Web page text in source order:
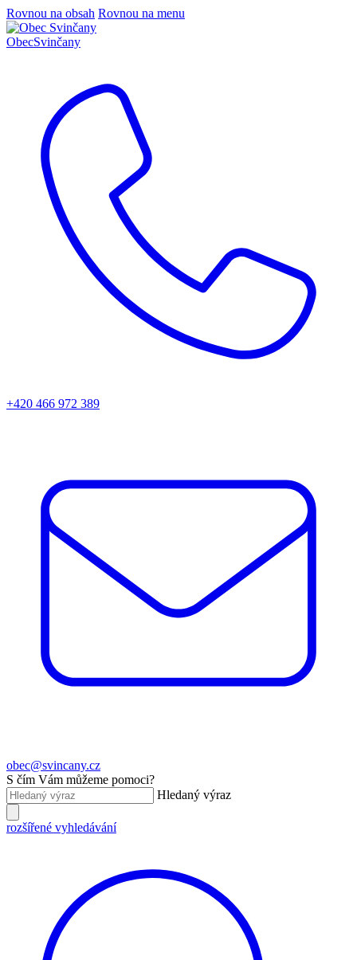
Rovnou na obsah Rovnou na menu
ObecSvinčany
+420 466 972 389
obec@svincany.cz
S čím Vám můžeme pomoci?
Hledaný výraz
rozšířené vyhledávání